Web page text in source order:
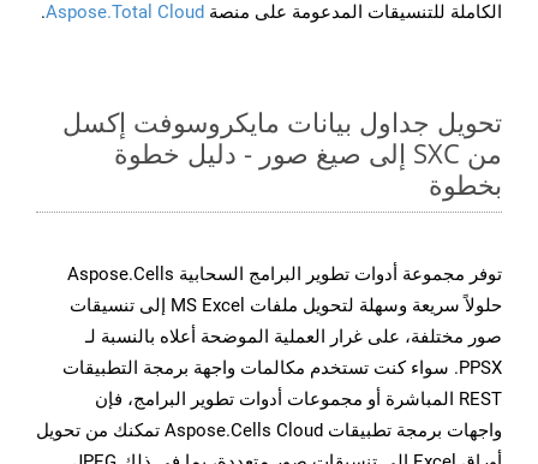
الكاملة للتنسيقات المدعومة على منصة Aspose.Total Cloud
.
تحويل جداول بيانات مايكروسوفت إكسل
من SXC إلى صيغ صور - دليل خطوة
بخطوة
توفر مجموعة أدوات تطوير البرامج السحابية Aspose.Cells
حلولاً سريعة وسهلة لتحويل ملفات MS Excel إلى تنسيقات
صور مختلفة، على غرار العملية الموضحة أعلاه بالنسبة لـ
PPSX. سواء كنت تستخدم مكالمات واجهة برمجة التطبيقات
REST المباشرة أو مجموعات أدوات تطوير البرامج، فإن
واجهات برمجة تطبيقات Aspose.Cells Cloud تمكنك من تحويل